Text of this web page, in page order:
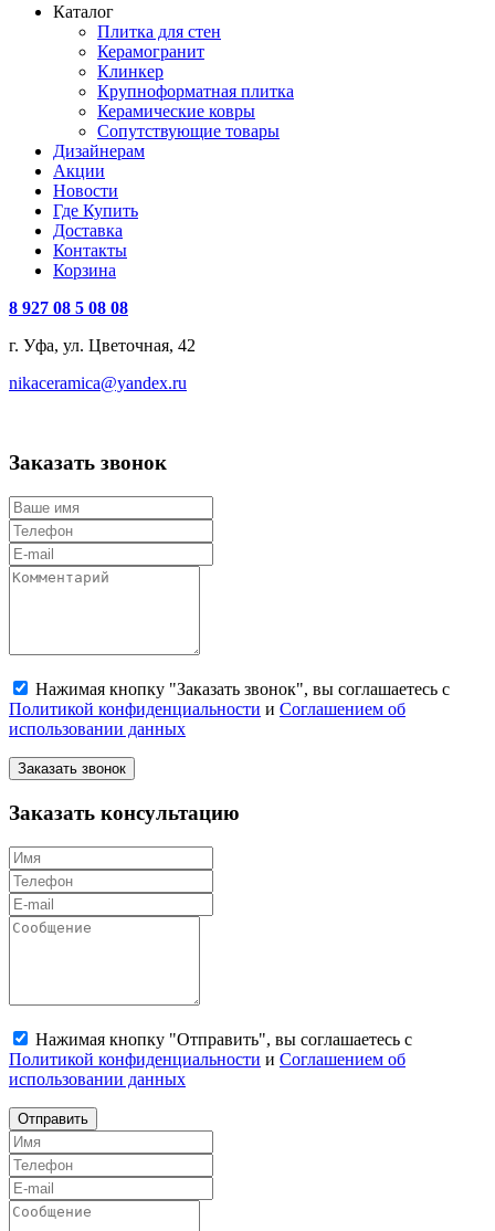
Каталог
Плитка для стен
Керамогранит
Клинкер
Крупноформатная плитка
Керамические ковры
Сопутствующие товары
Дизайнерам
Акции
Новости
Где Купить
Доставка
Контакты
Корзина
8 927 08 5 08 08
г. Уфа, ул. Цветочная, 42
nikaceramica@yandex.ru
Заказать звонок
Нажимая кнопку "Заказать звонок", вы соглашаетесь с
Политикой конфиденциальности и Соглашением об
использовании данных
Заказать звонок
Заказать консультацию
Нажимая кнопку "Отправить", вы соглашаетесь с
Политикой конфиденциальности и Соглашением об
использовании данных
Отправить